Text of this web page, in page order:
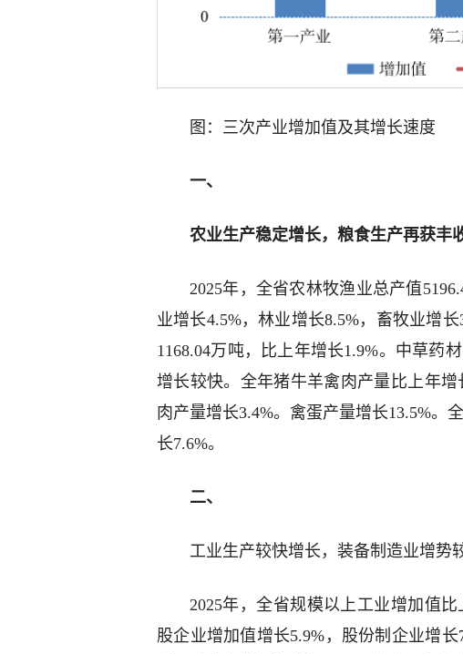
图：三次产业增加值及其增长速度
一、
农业生产稳定增长，粮食生产再获丰
2025年，全省农林牧渔业总产值
业增长4.5%，林业增长8.5%，畜牧业增
1168.04万吨，比上年增长1.9%。中草药
增长较快。全年猪牛羊禽肉产量比上年
肉产量增长3.4%。禽蛋产量增长13.5%。
长7.6%。
二、
工业生产较快增长，装备制造业增势
2025年，全省规模以上工业增加值
股企业增加值增长5.9%，股份制企业增